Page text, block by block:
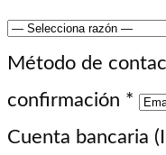
Método de
confirmación *
Cuenta bancaria